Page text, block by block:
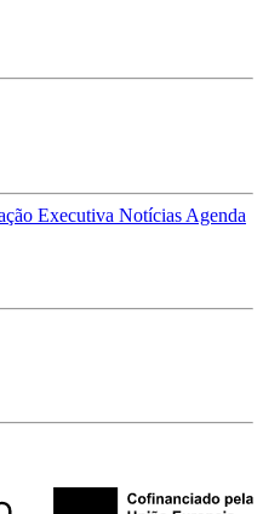
Executiva Notícias Agenda